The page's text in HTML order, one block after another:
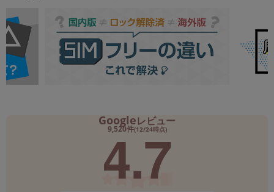
Googleレビュー
9,520件(12/24時点)
4.7